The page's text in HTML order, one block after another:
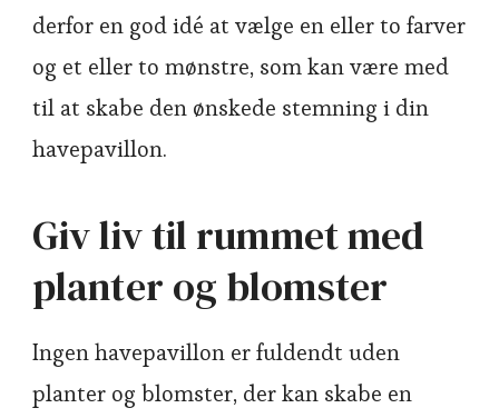
derfor en god idé at vælge en eller to farver
og et eller to mønstre, som kan være med
til at skabe den ønskede stemning i din
havepavillon.
Giv liv til rummet med
planter og blomster
Ingen havepavillon er fuldendt uden
planter og blomster, der kan skabe en